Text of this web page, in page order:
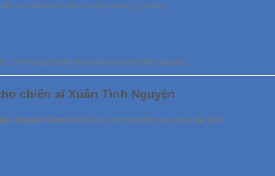
nối những trái tim trẻ cùng chung lý tưởng:
chính là giá trị lớn nhất mà chương trình mang lại.
chiến sĩ Xuân Tình Nguyện
English Center triển khai chương trình học bổng đặc biệt: